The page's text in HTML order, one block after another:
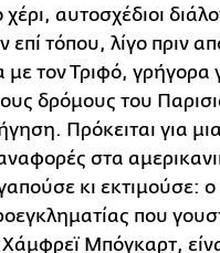
αυτοσχέδιοι
επί τόπου, λίγο πριν
με τον Τριφό, γρήγορα
δρόμους του
Πρόκειται για
στα
κι εκτιμούσε:
που
Χάμφρεϊ Μπόγκαρτ,